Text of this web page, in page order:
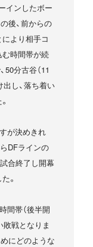
インしたボー
後、前からの
より相手コ
時間帯が続
50分古谷（11
出し、落ち着い
が決めきれ
DFラインの
合終了し開幕
。
間帯（後半開
敗戦となりま
にどのような